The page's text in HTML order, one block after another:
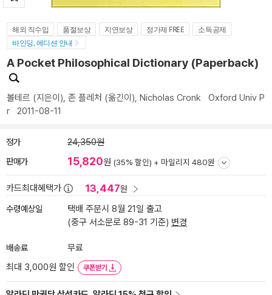
해외 직수입 품절보상 지연보상 정가제 FREE
소득공제
바인딩, 에디션 안내
A Pocket Philosophical Dictionary (Paperback)
볼테르 (지은이), 존 플레처 (옮긴이), Nicholas Cronk
Oxford Univ P
r 2011-08-11
정가 24,350원
판매가 15,820원 (35% 할인) + 마일리지 480원
카드최대혜택가 13,447원
수령예상일
택배 주문시 8월 21일 출고
(중구 서소문로 89-31 기준) 변경
배송료
무료
최대 3,000원 할인
쿠폰받기